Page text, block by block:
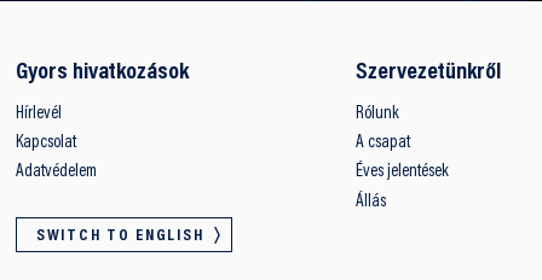
Gyors hivatkozások
Hírlevél
Kapcsolat
Adatvédelem
SWITCH TO ENGLISH
Szervezetünkről
Rólunk
A csapat
Éves jelentések
Állás